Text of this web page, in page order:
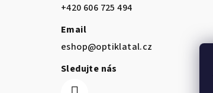
+420 606 725 494
Email
eshop@optiklatal.cz
Sledujte nás